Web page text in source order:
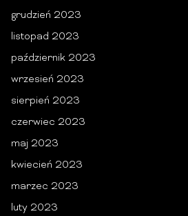
grudzień 2023
listopad 2023
październik 2023
wrzesień 2023
sierpień 2023
czerwiec 2023
maj 2023
kwiecień 2023
marzec 2023
luty 2023